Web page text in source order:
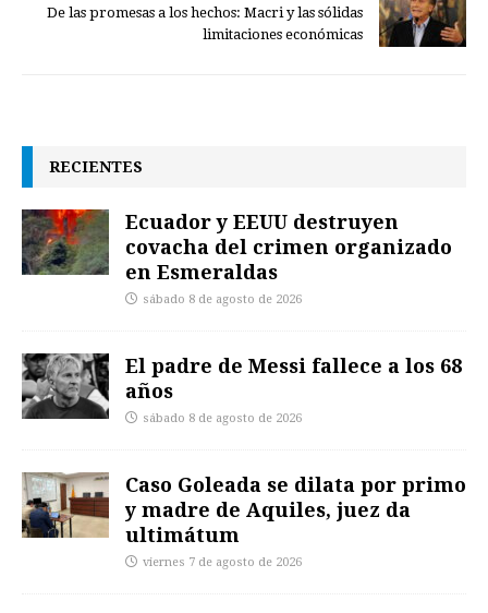
De las promesas a los hechos: Macri y las sólidas
limitaciones económicas
RECIENTES
Ecuador y EEUU destruyen
covacha del crimen organizado
en Esmeraldas
sábado 8 de agosto de 2026
El padre de Messi fallece a los 68
años
sábado 8 de agosto de 2026
Caso Goleada se dilata por primo
y madre de Aquiles, juez da
ultimátum
viernes 7 de agosto de 2026